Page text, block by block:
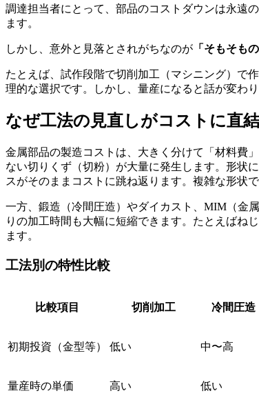
調達担当者にとって、部品のコストダウンは永遠
ます。
しかし、意外と見落とされがちなのが 「そもそも
たとえば、試作段階で切削加工（マシニング）で
理的な選択です。しかし、量産になると話が変わり
なぜ工法の見直しがコストに直
金属部品の製造コストは、大きく分けて「材料費
ない切りくず（切粉）が大量に発生します。形状
スがそのままコストに跳ね返ります。複雑な形状
一方、鍛造（冷間圧造）やダイカスト、MIM（金
りの加工時間も大幅に短縮できます。たとえばね
ます。
工法別の特性比較
比較項目 切削加工 冷間圧造
初期投資（金型等） 低い 中〜高
量産時の単価 高い 低い